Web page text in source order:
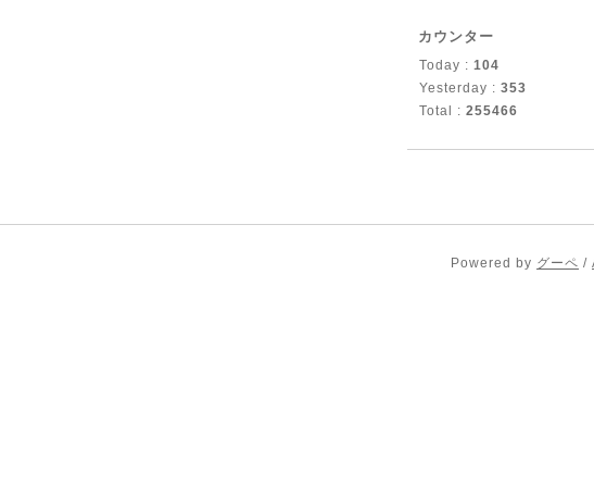
カウンター
Today : 104
Yesterday : 353
Total : 255466
Powered by グーペ /